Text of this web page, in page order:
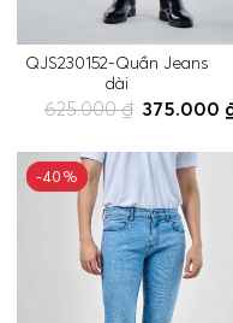
QJS230152-Quần Jeans
dài
375.000
625.000 ₫
-40%
-40%